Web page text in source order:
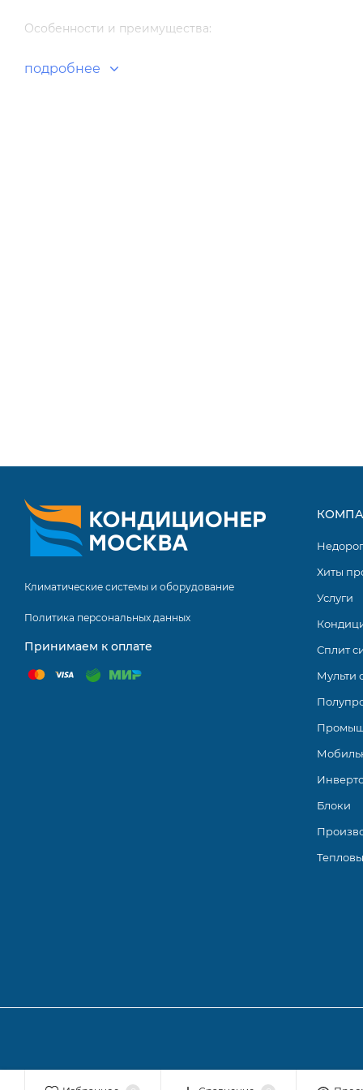
Особенности и преимущества:
подробнее
Климатические системы и оборудование
Политика персональных данных
Принимаем к оплате
Хиты
Услуги
Сплит
Мульти
Блоки